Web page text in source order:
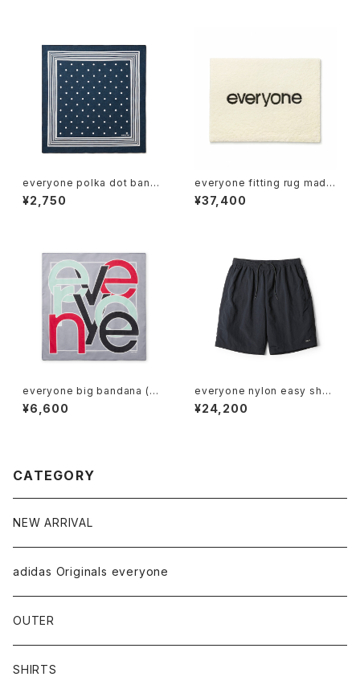
everyone polka dot banda
na (NAVY)
¥2,750
everyone fitting rug made
by MIYOSHI RUG (NATURA
L)
¥37,400
everyone big bandana (GR
AY)
¥6,600
everyone nylon easy short
s (BLACK)
¥24,200
CATEGORY
NEW ARRIVAL
adidas Originals everyone
OUTER
SHIRTS